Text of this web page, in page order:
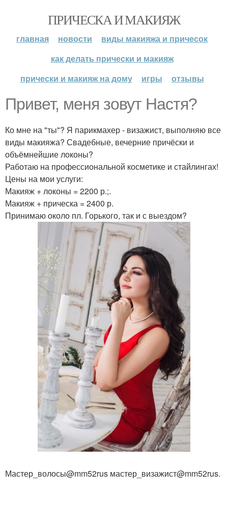
ПРИЧЕСКА И МАКИЯЖ
главная новости
виды макияжа и причесок
как делать прически и макияж
прически и макияж на дому
игры отзывы
Привет, меня зовут Настя?
Ко мне на "ты"? Я парикмахер - визажист, выполняю все
виды макияжа? Свадебные, вечерние причёски и
объёмнейшие локоны?
Работаю на профессиональной косметике и стайлингах!
Цены на мои услуги:
Макияж + локоны = 2200 р.;.
Макияж + прическа = 2400 р.
Принимаю около пл. Горького, так и с выездом?
Мастер_волосы@mm52rus мастер_визажист@mm52rus.